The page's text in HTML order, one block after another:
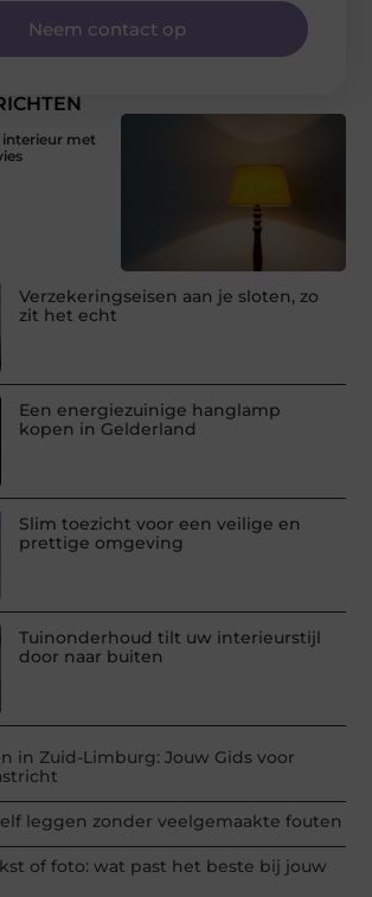
interieur met
Verzekeringseisen aan je sloten, zo
zit het echt
Een energiezuinige hanglamp
kopen in Gelderland
Slim toezicht voor een veilige en
prettige omgeving
Tuinonderhoud tilt uw interieurstijl
door naar buiten
in Zuid-Limburg: Jouw Gids voor
leggen zonder veelgemaakte fouten
of foto: wat past het beste bij jouw
Neem contact op